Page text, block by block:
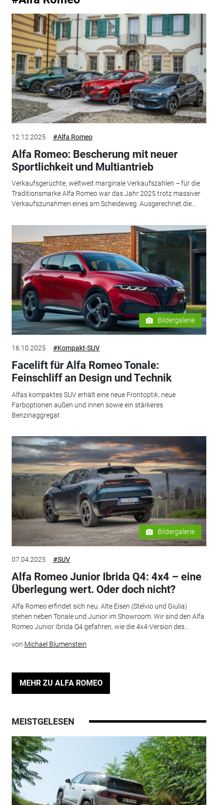
12.12.2025 #Alfa Romeo
Alfa Romeo: Bescherung mit neuer
Sportlichkeit und Multiantrieb
Verkaufsgerüchte, weltweit marginale Verkaufszahlen – für die
Traditionsmarke Alfa Romeo war das Jahr 2025 trotz massiver
Verkaufszunahmen eines am Scheideweg. Ausgerechnet die...
Bildergalerie
16.10.2025 #Kompakt-SUV
Facelift für Alfa Romeo Tonale:
Feinschliff an Design und Technik
Alfas kompaktes SUV erhält eine neue Frontoptik, neue
Farboptionen außen und innen sowie ein stärkeres
Benzinaggregat
Bildergalerie
07.04.2025 #SUV
Alfa Romeo Junior Ibrida Q4: 4x4 – eine
Überlegung wert. Oder doch nicht?
Alfa Romeo erfindet sich neu. Alte Eisen (Stelvio und Giulia)
stehen neben Tonale und Junior im Showroom. Wir sind den Alfa
Romeo Junior Ibrida Q4 gefahren, wie die 4x4-Version des...
von Michael Blumenstein
MEHR ZU ALFA ROMEO
MEISTGELESEN